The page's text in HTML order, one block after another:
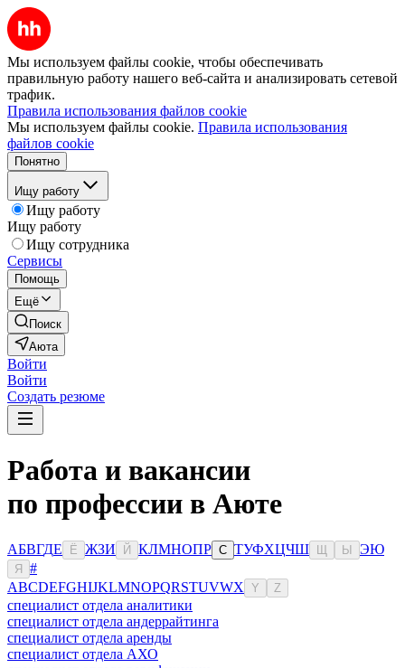
Мы используем файлы cookie, чтобы обеспечивать
правильную работу нашего веб-сайта и анализировать сетевой
трафик.
Правила использования файлов cookie
Мы используем файлы cookie. Правила использования
файлов cookie
Понятно
Ищу работу
Ищу работу
Ищу работу
Ищу сотрудника
Сервисы
Помощь
Ещё
Поиск
Аюта
Войти
Войти
Создать резюме
Работа и вакансии
по профессии в Аюте
АБВГДЕ Ё ЖЗИ Й КЛМНОПР С ТУФХЦЧШ Ы ЭЮ
Я
#
ABCDEFGHIJKLMNOPQRSTUVWX Y Z
специалист отдела аналитики
специалист отдела андеррайтинга
специалист отдела аренды
специалист отдела АХО